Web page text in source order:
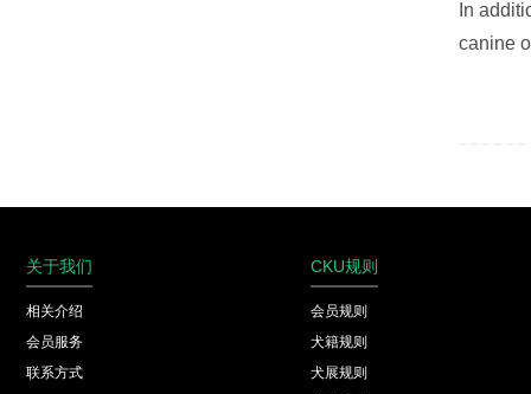
In
canine
关于我们
相关介绍
会员服务
联系方式
CKU规则
会员规则
犬籍规则
犬展规则